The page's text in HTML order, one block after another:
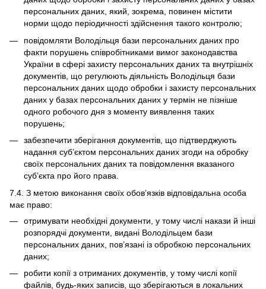
персональних даних, який, зокрема, повинен містити
норми щодо періодичності здійснення такого контролю;
повідомляти Володільця бази персональних даних про
факти порушень співробітниками вимог законодавства
України в сфері захисту персональних даних та внутрішніх
документів, що регулюють діяльність Володільця бази
персональних даних щодо обробки і захисту персональних
даних у базах персональних даних у термін не пізніше
одного робочого дня з моменту виявлення таких
порушень;
забезпечити зберігання документів, що підтверджують
надання суб’єктом персональних даних згоди на обробку
своїх персональних даних та повідомлення вказаного
суб’єкта про його права.
7.4. З метою виконання своїх обов’язків відповідальна особа
має право:
отримувати необхідні документи, у тому числі накази й інші
розпорядчі документи, видані Володільцем бази
персональних даних, пов’язані із обробкою персональних
даних;
робити копії з отриманих документів, у тому числі копії
файлів, будь-яких записів, що зберігаються в локальних